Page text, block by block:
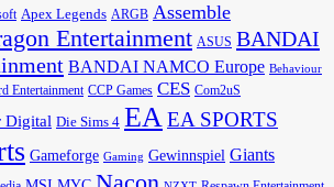
Apex Legends ARGB Assemble
Entertainment ASUS BANDAI
BANDAI NAMCO Europe Behaviour
Entertainment CCP Games CES Com2uS
Digital Die Sims 4 EA EA SPORTS
Gameforge Gaming Gewinnspiel Giants